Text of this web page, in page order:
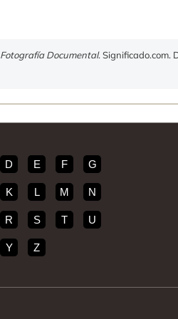
Fotografía Documental. Significado.com.
D E F G
K L M N
R S T U
Y Z